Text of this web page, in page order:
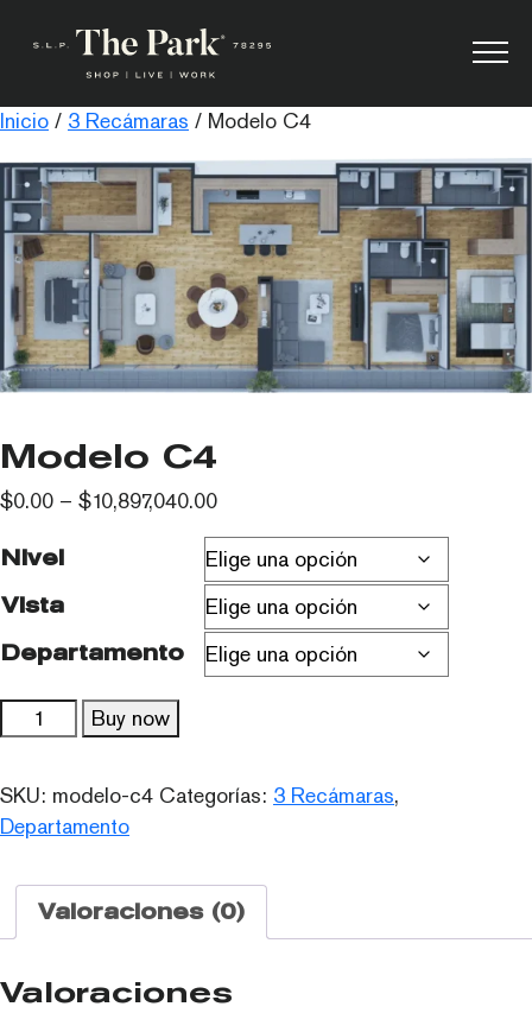
Inicio / 3 Recámaras / Modelo C4
Modelo C4
$0.00 – $10,897,040.00
Nivel
Vista
Departamento
Modelo
C4
Buy now
SKU: modelo-c4 Categorías: 3 Recámaras,
Departamento
Valoraciones (0)
Valoraciones